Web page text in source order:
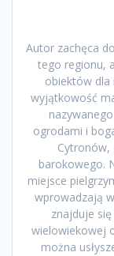
Autor zachęca
tego regionu,
obiektów dla
wyjątkowość
ogrodami i
Cytronów,
barokowego.
miejsce
wprowadzają
znajduje
wielowiekowej
można